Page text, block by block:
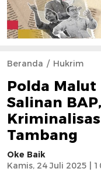
Beranda Hukrim
Polda Malut
Salinan
Tambang
Oke Baik
Kamis, 24 Juli 2025 |